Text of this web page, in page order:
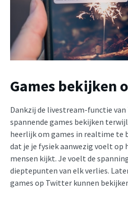
Games bekijken
Dankzij de livestream-functie
spannende games bekijken
heerlijk om games in realtime te
dat je je fysiek aanwezig voelt op
mensen kijkt. Je voelt de
dieptepunten van elk verlies.
games op Twitter kunnen